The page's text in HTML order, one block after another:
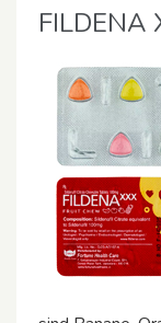
FILDENA